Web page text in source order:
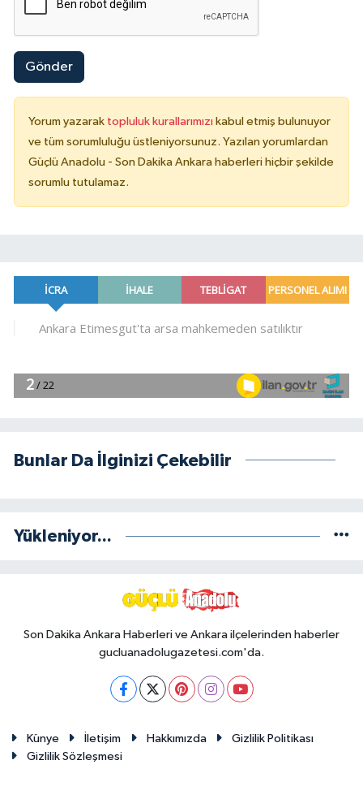
Gönder
Yorum yazarak topluluk kurallarımızı kabul etmiş bulunuyor
ve tüm sorumluluğu üstleniyorsunuz. Yazılan yorumlardan
Güçlü Anadolu - Son Dakika Ankara haberleri hiçbir şekilde
sorumlu tutulamaz.
Bunlar Da İlginizi Çekebilir
Yükleniyor...
Son Dakika Ankara Haberleri ve Ankara ilçelerinden haberler
gucluanadolugazetesi.com'da.
Künye İletişim Hakkımızda
Gizlilik Politikası
Gizlilik Sözleşmesi